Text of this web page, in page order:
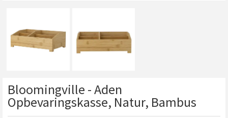
Bloomingville - Aden
Opbevaringskasse, Natur, Bambus